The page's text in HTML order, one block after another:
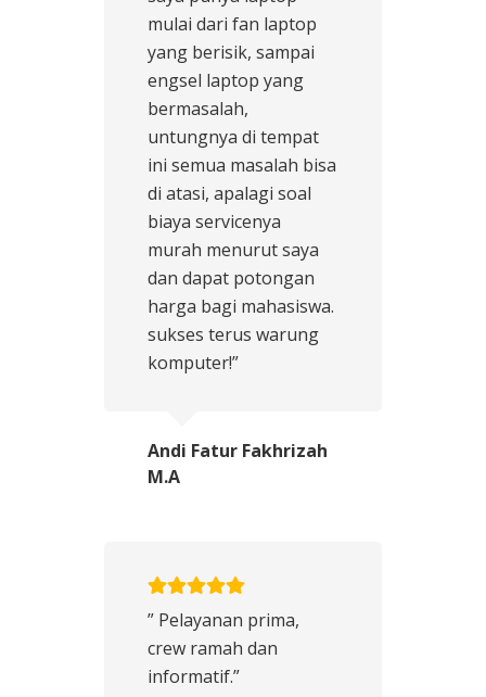
mulai dari fan laptop
yang berisik, sampai
engsel laptop yang
bermasalah,
untungnya di tempat
ini semua masalah bisa
di atasi, apalagi soal
biaya servicenya
murah menurut saya
dan dapat potongan
harga bagi mahasiswa.
sukses terus warung
komputer!”
Andi Fatur Fakhrizah
M.A
” Pelayanan prima,
crew ramah dan
informatif.”